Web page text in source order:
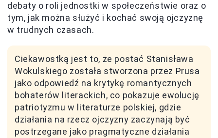
debaty o roli jednostki w społeczeństwie oraz o
tym, jak można służyć i kochać swoją ojczyznę
w trudnych czasach.
Ciekawostką jest to, że postać Stanisława
Wokulskiego została stworzona przez Prusa
jako odpowiedź na krytykę romantycznych
bohaterów literackich, co pokazuje ewolucję
patriotyzmu w literaturze polskiej, gdzie
działania na rzecz ojczyzny zaczynają być
postrzegane jako pragmatyczne działania